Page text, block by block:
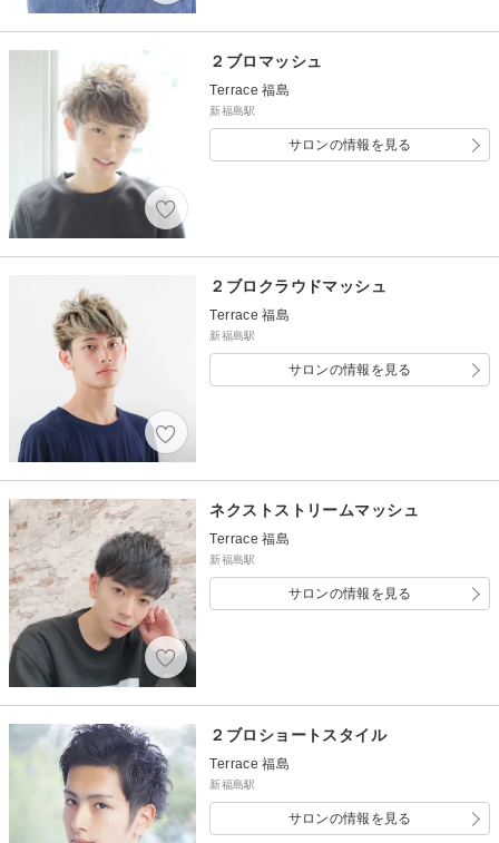
２ブロマッシュ
Terrace 福島
新福島駅
サロンの情報を見る
２ブロクラウドマッシュ
Terrace 福島
新福島駅
サロンの情報を見る
ネクストストリームマッシュ
Terrace 福島
新福島駅
サロンの情報を見る
２ブロショートスタイル
Terrace 福島
新福島駅
サロンの情報を見る